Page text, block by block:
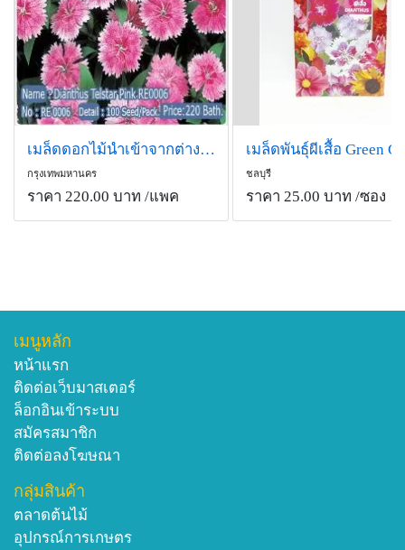
เมล็ดดอกไม้นำเข้าจากต่างประเทศ
กรุงเทพมหานคร
ราคา 220.00 บาท /แพค
ชลบุรี
ราคา 25.00 บาท /ซอง
เมนูหลัก
หน้าแรก
ติดต่อเว็บมาสเตอร์
ล็อกอินเข้าระบบ
สมัครสมาชิก
ติดต่อลงโฆษณา
กลุ่มสินค้า
ตลาดต้นไม้
อุปกรณ์การเกษตร